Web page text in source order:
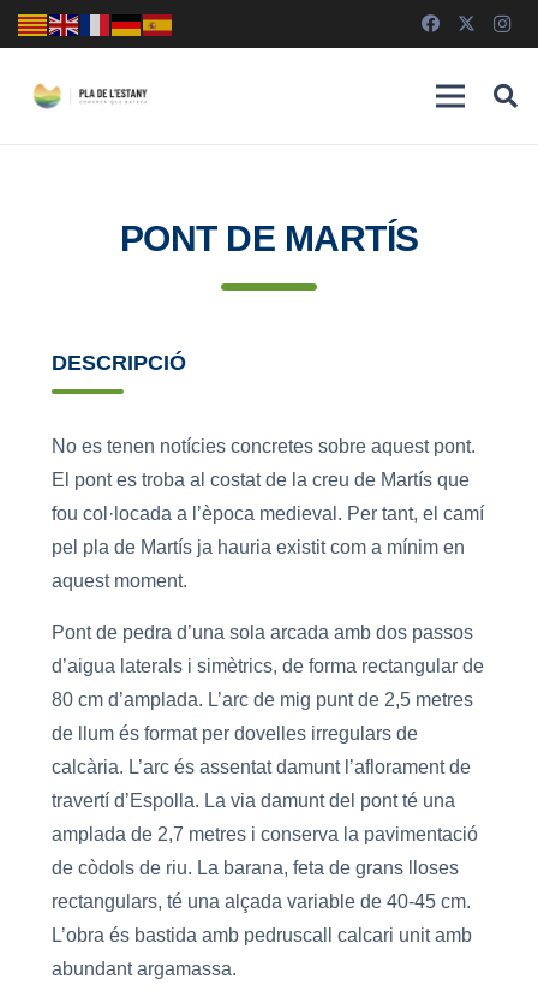
PONT DE MARTÍS
DESCRIPCIÓ
No es tenen notícies concretes sobre aquest pont.
El pont es troba al costat de la creu de Martís que
fou col·locada a l’època medieval. Per tant, el camí
pel pla de Martís ja hauria existit com a mínim en
aquest moment.
Pont de pedra d’una sola arcada amb dos passos
d’aigua laterals i simètrics, de forma rectangular de
80 cm d’amplada. L’arc de mig punt de 2,5 metres
de llum és format per dovelles irregulars de
calcària. L’arc és assentat damunt l’aflorament de
travertí d’Espolla. La via damunt del pont té una
amplada de 2,7 metres i conserva la pavimentació
de còdols de riu. La barana, feta de grans lloses
rectangulars, té una alçada variable de 40-45 cm.
L’obra és bastida amb pedruscall calcari unit amb
abundant argamassa.